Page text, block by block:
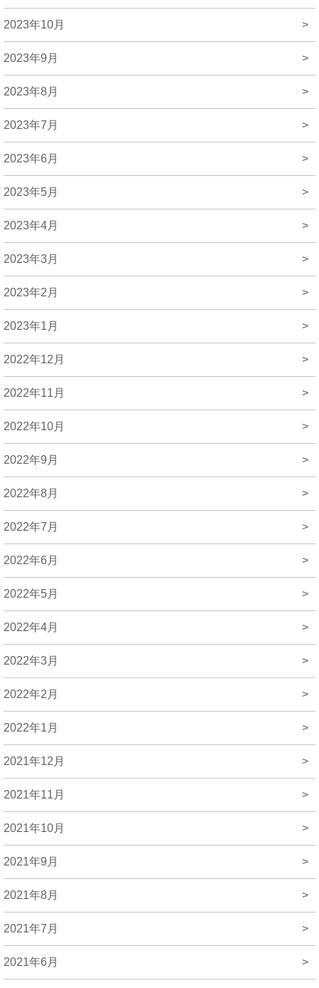
2023年10月 >
2023年9月 >
2023年8月 >
2023年7月 >
2023年6月 >
2023年5月 >
2023年4月 >
2023年3月 >
2023年2月 >
2023年1月 >
2022年12月 >
2022年11月 >
2022年10月 >
2022年9月 >
2022年8月 >
2022年7月 >
2022年6月 >
2022年5月 >
2022年4月 >
2022年3月 >
2022年2月 >
2022年1月 >
2021年12月 >
2021年11月 >
2021年10月 >
2021年9月 >
2021年8月 >
2021年7月 >
2021年6月 >